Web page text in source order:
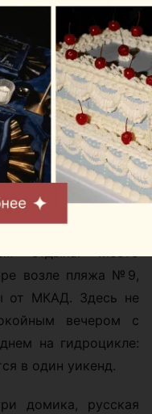
отдыха. Место
возле пляжа №9,
от МКАД. Здесь не
вечером с
на гидроцикле:
в один уикенд.
домика, русская